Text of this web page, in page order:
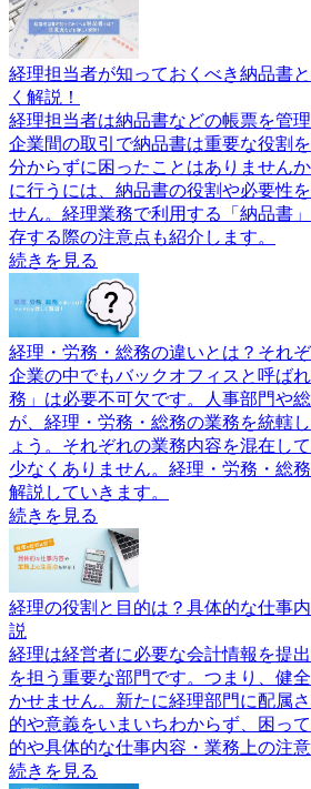
経理担当者が知っておくべき納品書
く解説！
経理担当者は納品書などの帳票を管
企業間の取引で納品書は重要な役割
分からずに困ったことはありません
に行うには、納品書の役割や必要性
せん。経理業務で利用する「納品書
存する際の注意点も紹介します。
続きを見る
経理・労務・総務の違いとは？それ
企業の中でもバックオフィスと呼ば
務」は必要不可欠です。人事部門や
が、経理・労務・総務の業務を統轄
ょう。それぞれの業務内容を混在し
少なくありません。経理・労務・総
解説していきます。
続きを見る
経理の役割と目的は？具体的な仕事
説
経理は経営者に必要な会計情報を提
を担う重要な部門です。つまり、健
かせません。新たに経理部門に配属
的や意義をいまいちわからず、困っ
的や具体的な仕事内容・業務上の注
続きを見る